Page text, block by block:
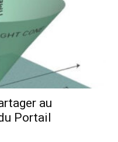
au
Portail